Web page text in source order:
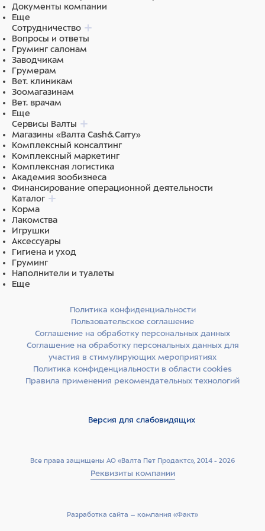
городская переноска для прогулок, кафе и
ветклиники
уютная лежанка для отдыха вне дома
стильная сумка для хозяйки: спортзал, ручная кладь,
поездки и встречи
TRAVEL создана для тех, кто не готов расставаться с
любимыми ни в городе, ни в путешествиях.
Состав
100% полиэстер
Документы компании
Еще
Сотрудничество
Вопросы и ответы
Груминг салонам
Заводчикам
Грумерам
Вет. клиникам
Зоомагазинам
Вет. врачам
Еще
Сервисы Валты
Магазины «Валта Cash&Carry»
Комплексный консалтинг
Комплексный маркетинг
Комплексная логистика
Академия зообизнеса
Финансирование операционной деятельности
Каталог
Корма
Лакомства
Игрушки
Аксессуары
Гигиена и уход
Груминг
Наполнители и туалеты
Еще
Все права защищены АО «Валта Пет Продактс», 2014 - 2026
Реквизиты компании
Политика конфиденциальности
Пользовательское соглашение
Соглашение на обработку персональных данных
Соглашение на обработку персональных данных для
участия в стимулирующих мероприятиях
Политика конфиденциальности в области cookies
Правила применения рекомендательных технологий
Версия для слабовидящих
Разработка сайта –­ компания «Факт»